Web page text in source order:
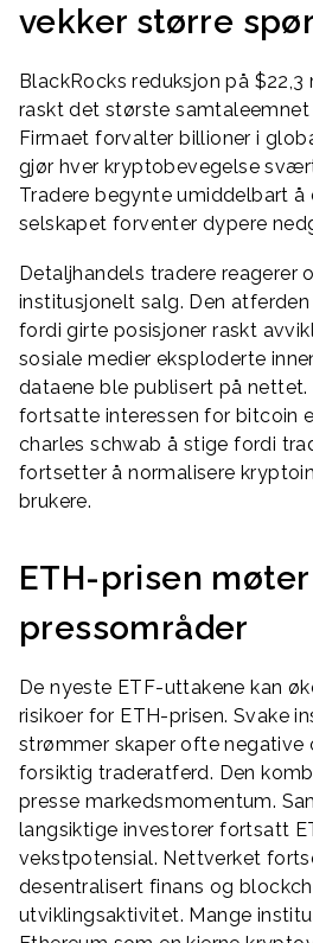
vekker større
BlackRocks reduksjon på
raskt det største
Firmaet forvalter billioner i
gjør hver kryptobevegelse
Tradere begynte umiddelbart å
selskapet forventer dypere
Detaljhandels tradere reagerer
institusjonelt salg. Den
fordi girte posisjoner raskt
sosiale medier eksploderte
dataene ble publisert på
fortsatte interessen for bitcoin
charles schwab å stige fordi
fortsetter å normalisere
brukere.
ETH-prisen
pressområder
De nyeste ETF-uttakene kan
risikoer for ETH-prisen. Svake
strømmer skaper ofte negative
forsiktig traderatferd. Den
presse markedsmomentum.
langsiktige investorer fortsatt
vekstpotensial. Nettverket
desentralisert finans og
utviklingsaktivitet. Mange